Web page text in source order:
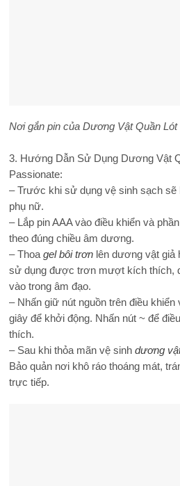
Nơi gắn pin của Dương Vật Quần
3. Hướng Dẫn Sử Dụng Dương Vật
Passionate:
– Trước khi sử dụng vệ sinh sạch sẽ
phụ nữ.
– Lắp pin AAA vào điều khiển và
theo đúng chiều âm dương.
– Thoa gel bôi trơn lên dương vật giả
sử dụng được trơn mượt kích thích,
vào trong âm đạo.
– Nhấn giữ nút nguồn trên điều
giây để khởi động. Nhấn nút ~ để
thích.
– Sau khi thỏa mãn vệ sinh dương
Bảo quản nơi khô ráo thoáng mát,
trực tiếp.